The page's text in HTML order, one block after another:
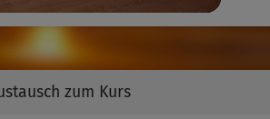
zum Kurs